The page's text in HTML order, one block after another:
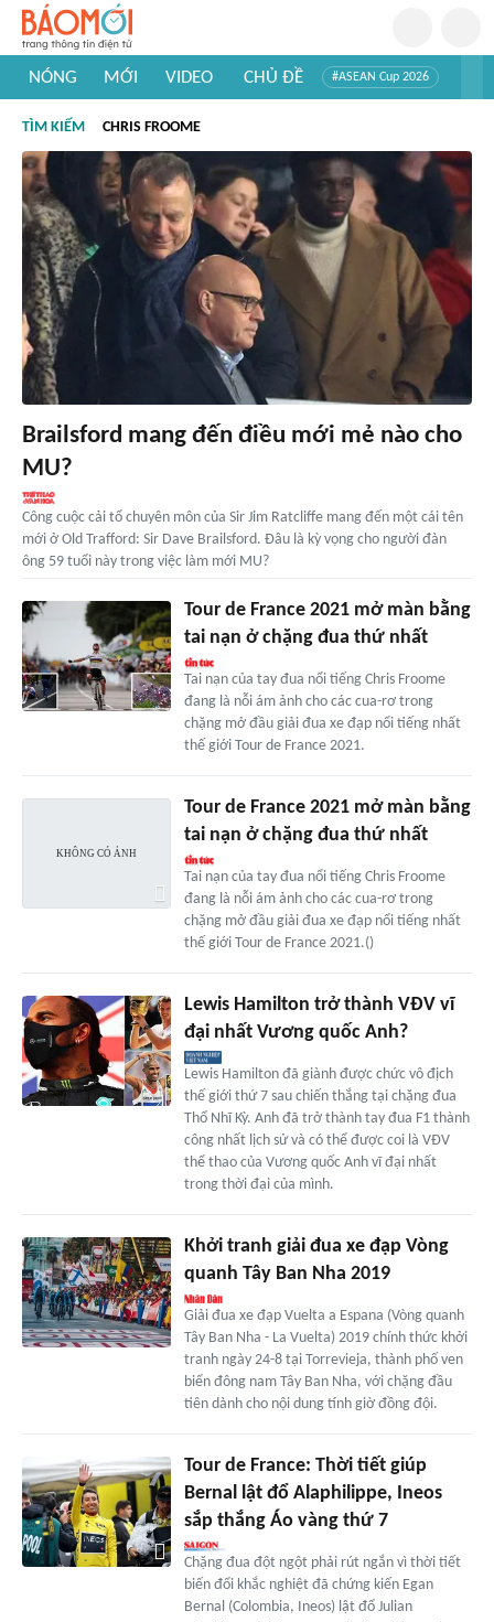
NÓNG MỚI VIDEO CHỦ ĐỀ #ASEAN Cup 2026
#Khám phá Việt Nam
#Khám phá thế giới
TÌM KIẾM CHRIS FROOME
Brailsford mang đến điều mới mẻ nào cho
MU?
Công cuộc cải tổ chuyên môn của Sir Jim Ratcliffe mang đến một cái tên
mới ở Old Trafford: Sir Dave Brailsford. Đâu là kỳ vọng cho người đàn
ông 59 tuổi này trong việc làm mới MU?
Tour de France 2021 mở màn bằng
tai nạn ở chặng đua thứ nhất
Tai nạn của tay đua nổi tiếng Chris Froome
đang là nỗi ám ảnh cho các cua-rơ trong
chặng mở đầu giải đua xe đạp nổi tiếng nhất
thế giới Tour de France 2021.
Tour de France 2021 mở màn bằng
tai nạn ở chặng đua thứ nhất
Tai nạn của tay đua nổi tiếng Chris Froome
đang là nỗi ám ảnh cho các cua-rơ trong
chặng mở đầu giải đua xe đạp nổi tiếng nhất
thế giới Tour de France 2021.()
Lewis Hamilton trở thành VĐV vĩ
đại nhất Vương quốc Anh?
Lewis Hamilton đã giành được chức vô địch
thế giới thứ 7 sau chiến thắng tại chặng đua
Thổ Nhĩ Kỳ. Anh đã trở thành tay đua F1 thành
công nhất lịch sử và có thể được coi là VĐV
thể thao của Vương quốc Anh vĩ đại nhất
trong thời đại của mình.
Khởi tranh giải đua xe đạp Vòng
quanh Tây Ban Nha 2019
Giải đua xe đạp Vuelta a Espana (Vòng quanh
Tây Ban Nha - La Vuelta) 2019 chính thức khởi
tranh ngày 24-8 tại Torrevieja, thành phố ven
biển đông nam Tây Ban Nha, với chặng đầu
tiên dành cho nội dung tính giờ đồng đội.
Tour de France: Thời tiết giúp
Bernal lật đổ Alaphilippe, Ineos
sắp thắng Áo vàng thứ 7
Chặng đua đột ngột phải rút ngắn vì thời tiết
biến đổi khắc nghiệt đã chứng kiến Egan
Bernal (Colombia, Ineos) lật đổ Julian